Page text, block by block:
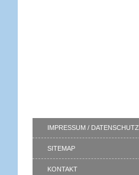
IMPRESSUM / DATENSCHUTZ
SITEMAP
KONTAKT